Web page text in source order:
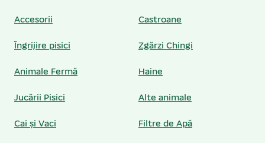
Accesorii Castroane
Îngrijire pisici Zgărzi Chingi
Animale Fermă Haine
Jucării Pisici Alte animale
Cai și Vaci Filtre de Apă